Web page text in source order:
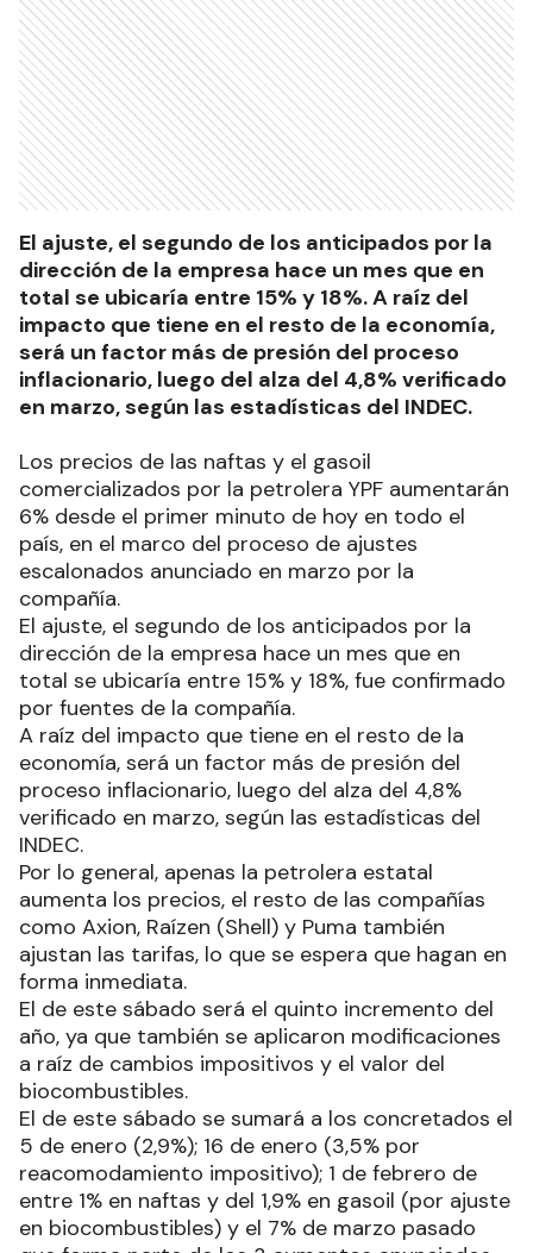
El ajuste, el segundo de los anticipados por la
dirección de la empresa hace un mes que en
total se ubicaría entre 15% y 18%. A raíz del
impacto que tiene en el resto de la economía,
será un factor más de presión del proceso
inflacionario, luego del alza del 4,8% verificado
en marzo, según las estadísticas del INDEC.
Los precios de las naftas y el gasoil
comercializados por la petrolera YPF aumentarán
6% desde el primer minuto de hoy en todo el
país, en el marco del proceso de ajustes
escalonados anunciado en marzo por la
compañía.
El ajuste, el segundo de los anticipados por la
dirección de la empresa hace un mes que en
total se ubicaría entre 15% y 18%, fue confirmado
por fuentes de la compañía.
A raíz del impacto que tiene en el resto de la
economía, será un factor más de presión del
proceso inflacionario, luego del alza del 4,8%
verificado en marzo, según las estadísticas del
INDEC.
Por lo general, apenas la petrolera estatal
aumenta los precios, el resto de las compañías
como Axion, Raízen (Shell) y Puma también
ajustan las tarifas, lo que se espera que hagan en
forma inmediata.
El de este sábado será el quinto incremento del
año, ya que también se aplicaron modificaciones
a raíz de cambios impositivos y el valor del
biocombustibles.
El de este sábado se sumará a los concretados el
5 de enero (2,9%); 16 de enero (3,5% por
reacomodamiento impositivo); 1 de febrero de
entre 1% en naftas y del 1,9% en gasoil (por ajuste
en biocombustibles) y el 7% de marzo pasado